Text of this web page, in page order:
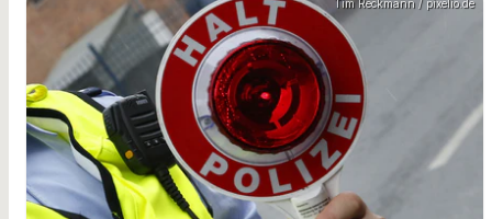
Tim Reckmann / pixelio.de